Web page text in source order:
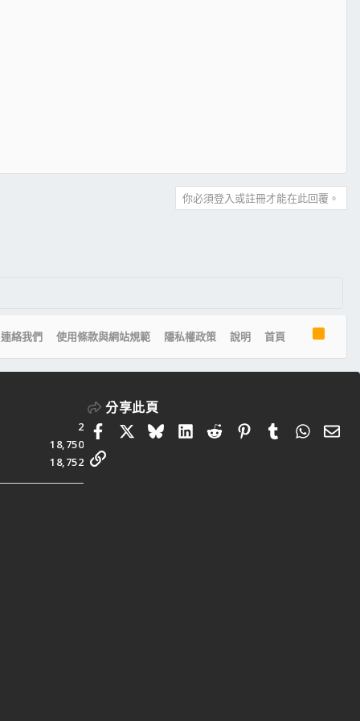
你必須登入或註冊才能在此回覆。
連絡我們 使用條款與網站規範 隱私權政策 說明 首頁
2
18,750
18,752
分享此頁
FacebookBlueskyLinkedIn
RedditPinterestTumblr 電
連結